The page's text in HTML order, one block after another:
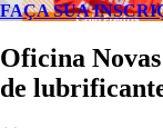
FAÇA SUA
Oficina
de